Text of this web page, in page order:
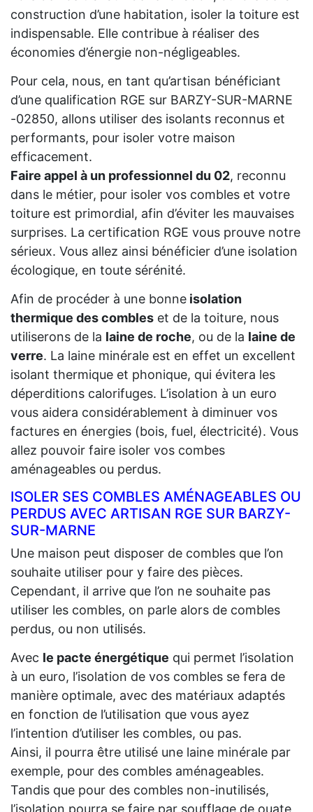
construction d’une habitation, isoler la toiture est
indispensable. Elle contribue à réaliser des
économies d’énergie non-négligeables.
Pour cela, nous, en tant qu’artisan bénéficiant
d’une qualification RGE sur BARZY-SUR-MARNE
-02850, allons utiliser des isolants reconnus et
performants, pour isoler votre maison
efficacement.
Faire appel à un professionnel du 02, reconnu
dans le métier, pour isoler vos combles et votre
toiture est primordial, afin d’éviter les mauvaises
surprises. La certification RGE vous prouve notre
sérieux. Vous allez ainsi bénéficier d’une isolation
écologique, en toute sérénité.
Afin de procéder à une bonne isolation
thermique des combles et de la toiture, nous
utiliserons de la laine de roche, ou de la laine de
verre. La laine minérale est en effet un excellent
isolant thermique et phonique, qui évitera les
déperditions calorifuges. L’isolation à un euro
vous aidera considérablement à diminuer vos
factures en énergies (bois, fuel, électricité). Vous
allez pouvoir faire isoler vos combes
aménageables ou perdus.
ISOLER SES COMBLES AMÉNAGEABLES OU
PERDUS AVEC ARTISAN RGE SUR BARZY-
SUR-MARNE
Une maison peut disposer de combles que l’on
souhaite utiliser pour y faire des pièces.
Cependant, il arrive que l’on ne souhaite pas
utiliser les combles, on parle alors de combles
perdus, ou non utilisés.
Avec le pacte énergétique qui permet l’isolation
à un euro, l’isolation de vos combles se fera de
manière optimale, avec des matériaux adaptés
en fonction de l’utilisation que vous ayez
l’intention d’utiliser les combles, ou pas.
Ainsi, il pourra être utilisé une laine minérale par
exemple, pour des combles aménageables.
Tandis que pour des combles non-inutilisés,
l’isolation pourra se faire par soufflage de ouate